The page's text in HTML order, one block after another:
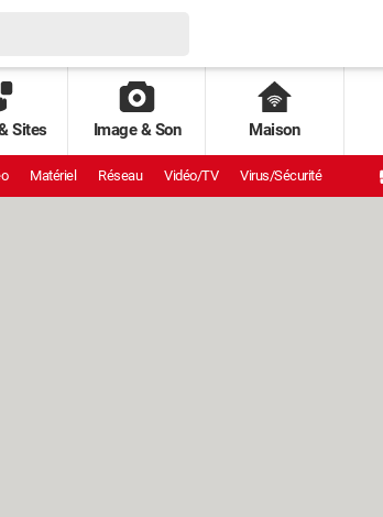
Sites Image & Son Maison
Matériel Réseau Vidéo/TV Virus/Sécurité